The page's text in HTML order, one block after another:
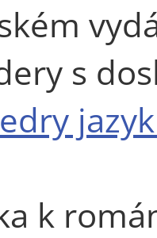
s
k